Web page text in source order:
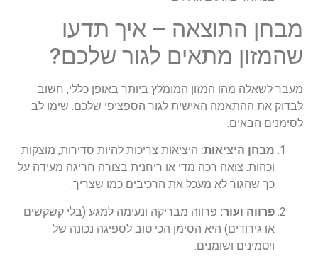
מבחן התוצאה – איך תדעו
שהמזון מתאים לגור שלכם?
מעבר לשאלה מהו המזון המומלץ ביותר באופן כללי, חשוב
לבדוק את ההתאמה האישית לגור הספציפי שלכם. שימו לב
לסימנים הבאים:
מבחן היציאות: היציאות צריכות להיות סדירות, מוצקות
וכהות. צואה רכה מדי או ריחנית בצורה חריגה מעידה על
כך שהגור לא מעכל את הרכיבים כמו שצריך.
פרווה ועור: פרווה מבריקה ונעימה למגע (בלי קשקשים
או גירודים) היא הסימן הכי טוב לספיגה נכונה של
ויטמינים ושומנים.